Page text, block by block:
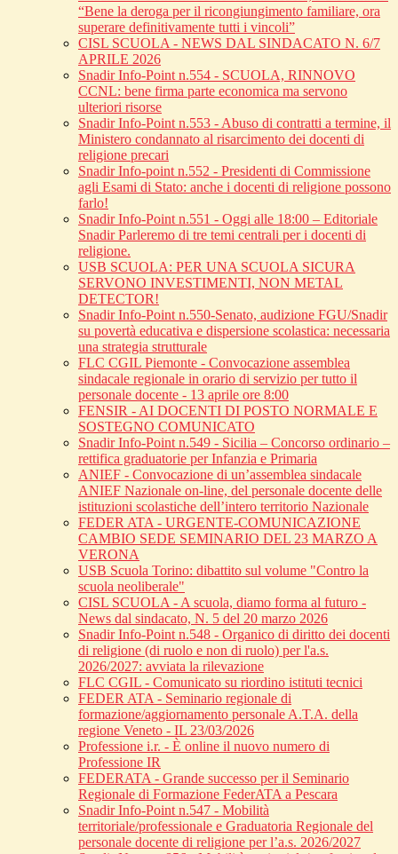
“Bene la deroga per il ricongiungimento familiare, ora
superare definitivamente tutti i vincoli”
CISL SCUOLA - NEWS DAL SINDACATO N. 6/7
APRILE 2026
Snadir Info-Point n.554 - SCUOLA, RINNOVO
CCNL: bene firma parte economica ma servono
ulteriori risorse
Snadir Info-Point n.553 - Abuso di contratti a termine, il
Ministero condannato al risarcimento dei docenti di
religione precari
Snadir Info-point n.552 - Presidenti di Commissione
agli Esami di Stato: anche i docenti di religione possono
farlo!
Snadir Info-Point n.551 - Oggi alle 18:00 – Editoriale
Snadir Parleremo di tre temi centrali per i docenti di
religione.
USB SCUOLA: PER UNA SCUOLA SICURA
SERVONO INVESTIMENTI, NON METAL
DETECTOR!
Snadir Info-Point n.550-Senato, audizione FGU/Snadir
su povertà educativa e dispersione scolastica: necessaria
una strategia strutturale
FLC CGIL Piemonte - Convocazione assemblea
sindacale regionale in orario di servizio per tutto il
personale docente - 13 aprile ore 8:00
FENSIR - AI DOCENTI DI POSTO NORMALE E
SOSTEGNO COMUNICATO
Snadir Info-Point n.549 - Sicilia – Concorso ordinario –
rettifica graduatorie per Infanzia e Primaria
ANIEF - Convocazione di un’assemblea sindacale
ANIEF Nazionale on-line, del personale docente delle
istituzioni scolastiche dell’intero territorio Nazionale
FEDER ATA - URGENTE-COMUNICAZIONE
CAMBIO SEDE SEMINARIO DEL 23 MARZO A
VERONA
USB Scuola Torino: dibattito sul volume "Contro la
scuola neoliberale"
CISL SCUOLA - A scuola, diamo forma al futuro -
News dal sindacato, N. 5 del 20 marzo 2026
Snadir Info-Point n.548 - Organico di diritto dei docenti
di religione (di ruolo e non di ruolo) per l'a.s.
2026/2027: avviata la rilevazione
FLC CGIL - Comunicato su riordino istituti tecnici
FEDER ATA - Seminario regionale di
formazione/aggiornamento personale A.T.A. della
regione Veneto - IL 23/03/2026
Professione i.r. - È online il nuovo numero di
Professione IR
FEDERATA - Grande successo per il Seminario
Regionale di Formazione FederATA a Pescara
Snadir Info-Point n.547 - Mobilità
territoriale/professionale e Graduatoria Regionale del
personale docente di religione per l’a.s. 2026/2027